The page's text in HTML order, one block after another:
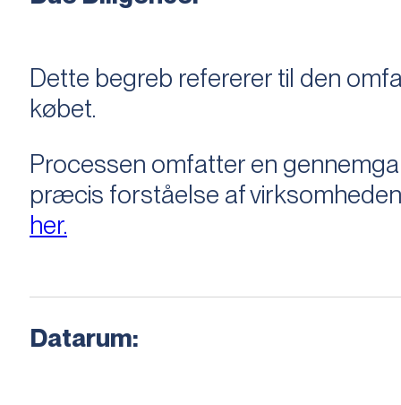
Dette begreb refererer til den
købet.
Processen omfatter en
præcis forståelse af
her.
Datarum: